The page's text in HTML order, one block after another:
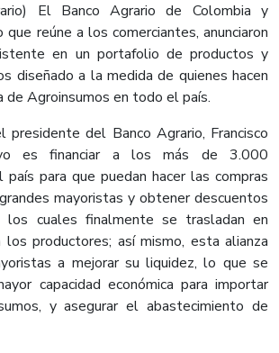
El Banco Agrario de Colombia y
que reúne a los comerciantes, anunciaron
en un portafolio de productos y
diseñado a la medida de quienes hacen
de Agroinsumos en todo el país.
presidente del Banco Agrario, Francisco
es financiar a los más de 3.000
país para que puedan hacer las compras
mayoristas y obtener descuentos
los cuales finalmente se trasladan en
los productores; así mismo, esta alianza
a mejorar su liquidez, lo que se
capacidad económica para importar
y asegurar el abastecimiento de